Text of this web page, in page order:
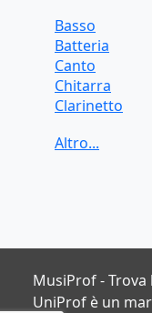
Basso
Batteria
Canto
Chitarra
Clarinetto
Pianoforte
Ukulele
Violoncello
MusiProf -
UniProf è un